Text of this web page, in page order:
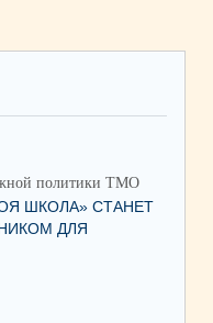
политики ТМО
ШКОЛА» СТАНЕТ
ДЛЯ